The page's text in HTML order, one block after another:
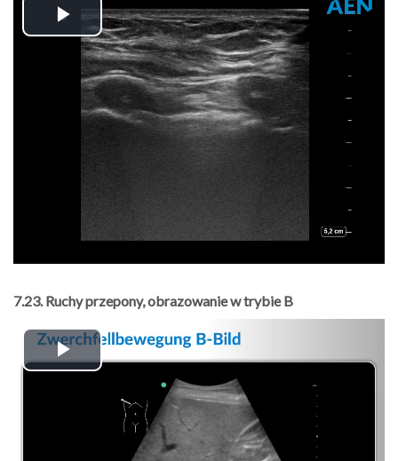
Play
Video
7.23. Ruchy przepony, obrazowanie w trybie B
Play
Video